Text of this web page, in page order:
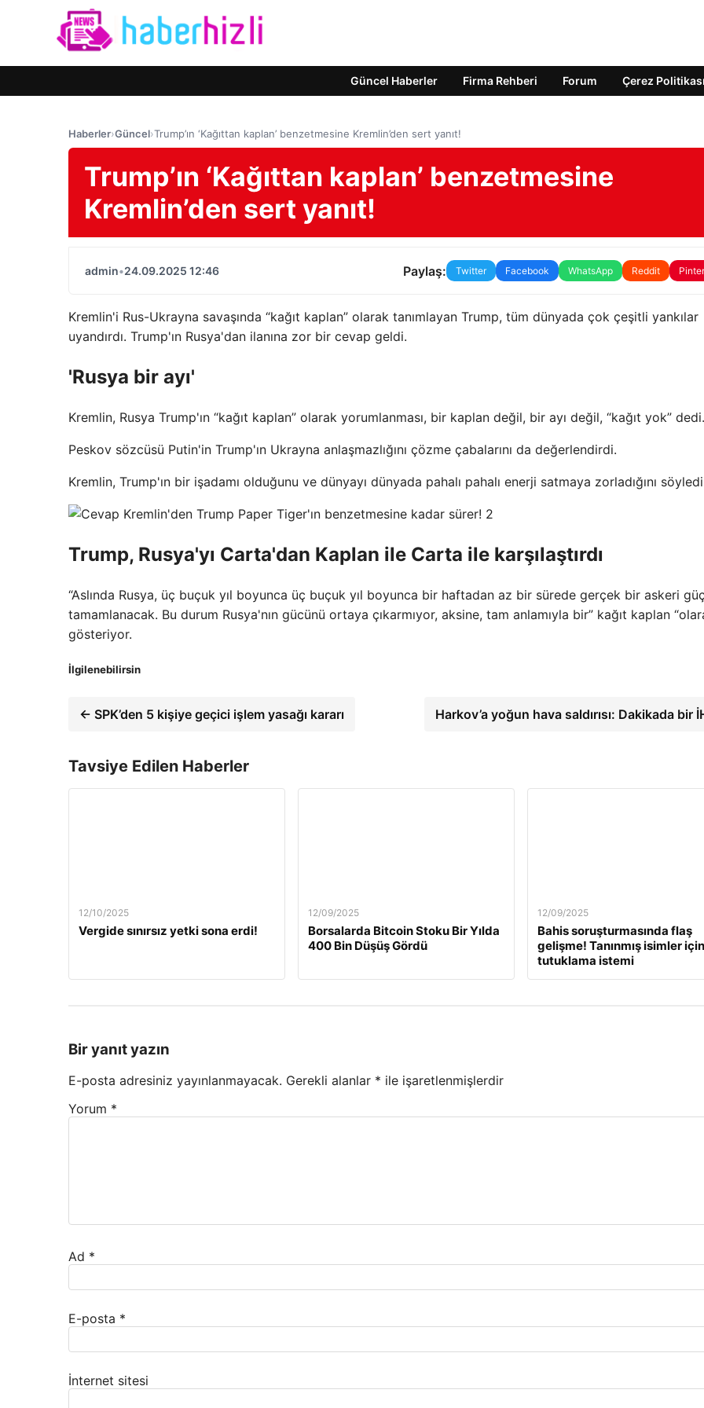
Güncel Haberler Firma Rehberi Forum Çerez Politikası
Haberler›Güncel›Trump’ın ‘Kağıttan kaplan’ benzetmesine Kremlin’den sert yanıt!
Trump’ın ‘Kağıttan kaplan’ benzetmesine
Kremlin’den sert yanıt!
admin•24.09.2025 12:46 Paylaş: Twitter Facebook WhatsApp Reddit
Kremlin'i Rus-Ukrayna savaşında “kağıt kaplan” olarak tanımlayan Trump, tüm dünyada çok çeşitli yankılar
uyandırdı. Trump'ın Rusya'dan ilanına zor bir cevap geldi.
'Rusya bir ayı'
Kremlin, Rusya Trump'ın “kağıt kaplan” olarak yorumlanması, bir kaplan değil, bir ayı değil, “kağıt yok” dedi.
Peskov sözcüsü Putin'in Trump'ın Ukrayna anlaşmazlığını çözme çabalarını da değerlendirdi.
Kremlin, Trump'ın bir işadamı olduğunu ve dünyayı dünyada pahalı pahalı enerji satmaya zorladığını
Trump, Rusya'yı Carta'dan Kaplan ile Carta ile karşılaştırdı
“Aslında Rusya, üç buçuk yıl boyunca üç buçuk yıl boyunca bir haftadan az bir sürede gerçek bir askeri güç
tamamlanacak. Bu durum Rusya'nın gücünü ortaya çıkarmıyor, aksine, tam anlamıyla bir” kağıt kaplan
gösteriyor.
İlgilenebilirsin
← SPK’den 5 kişiye geçici işlem yasağı kararı Harkov’a yoğun hava saldırısı: Dakikada bir
Tavsiye Edilen Haberler
12/10/2025
Vergide sınırsız yetki sona erdi!
12/09/2025
Borsalarda Bitcoin Stoku Bir Yılda
400 Bin Düşüş Gördü
12/09/2025
Bahis soruşturmasında flaş
gelişme! Tanınmış isimler için
tutuklama istemi
Bir yanıt yazın
E-posta adresiniz yayınlanmayacak. Gerekli alanlar * ile işaretlenmişlerdir
Yorum *
Ad *
E-posta *
İnternet sitesi